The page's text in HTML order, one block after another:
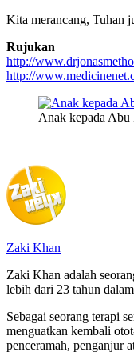
Kita merancang, Tuhan
Rujukan
http://
http://
Anak kepada
Zaki Khan
Zaki Khan adalah
lebih dari 23 tahun
Sebagai seorang terapi
menguatkan kembali
penceramah, penganjur